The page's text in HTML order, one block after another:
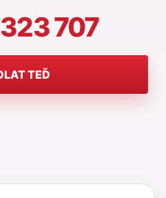
707
TEĎ